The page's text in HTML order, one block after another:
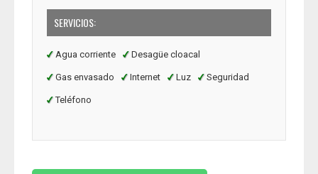
SERVICIOS:
Agua corriente Desagüe cloacal
Gas envasado Internet Luz Seguridad
Teléfono